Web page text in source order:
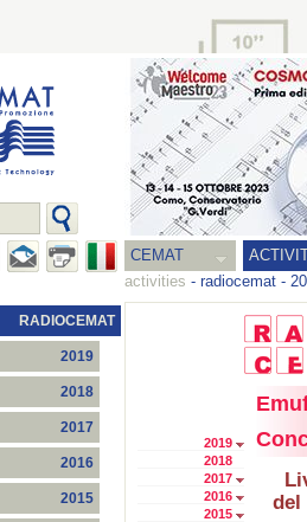
CEMAT
activities - radiocemat -
RADIOCEMAT
2019
2018
2017
2016
2015
2019
2018
2017
2016
2015
del